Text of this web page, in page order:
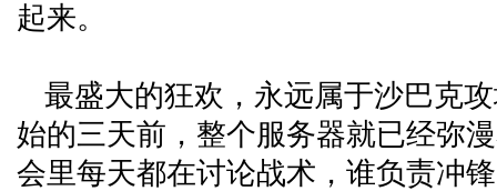
起来。
最盛大的狂欢，永远属于沙巴克
始的三天前，整个服务器就已经弥
会里每天都在讨论战术，谁负责冲